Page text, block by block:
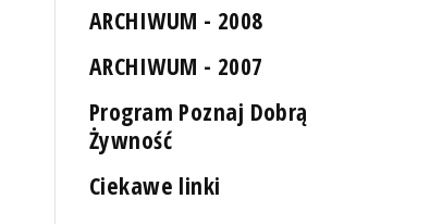
ARCHIWUM - 2008
ARCHIWUM - 2007
Program Poznaj Dobrą
Żywność
Ciekawe linki